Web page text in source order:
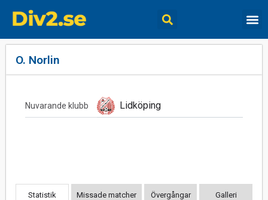
O. Norlin
Nuvarande klubb Lidköping
Statistik Missade matcher Övergångar Galleri